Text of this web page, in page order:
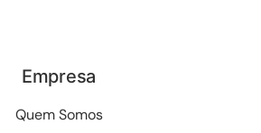
Empresa
Quem Somos